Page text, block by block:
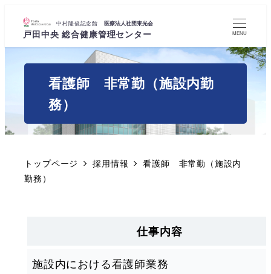
MENU
看護師 非常勤（施設内勤
務）
トップページ 採用情報
看護師 非常勤（施設内
勤務）
仕事内容
施設内における看護師業務